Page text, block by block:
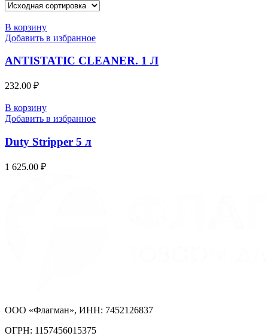
В корзину
Добавить в избранное
ANTISTATIC CLEANER. 1 Л
232.00 ₽
В корзину
Добавить в избранное
Duty Stripper 5 л
1 625.00 ₽
ООО «Флагман», ИНН: 7452126837
ОГРН: 1157456015375